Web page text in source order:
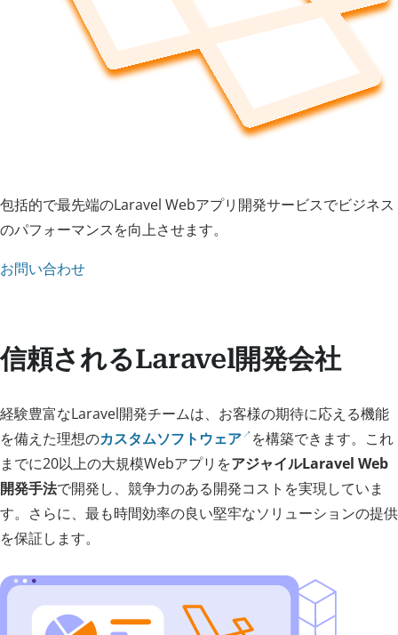
包括的で最先端のLaravel Webアプリ開発サービスでビジネス
のパフォーマンスを向上させます。
お問い合わせ
信頼されるLaravel開発会社
経験豊富なLaravel開発チームは、お客様の期待に応える機能
を備えた理想のカスタムソフトウェア を構築できます。これ
までに20以上の大規模WebアプリをアジャイルLaravel Web
開発手法で開発し、競争力のある開発コストを実現していま
す。さらに、最も時間効率の良い堅牢なソリューションの提供
を保証します。